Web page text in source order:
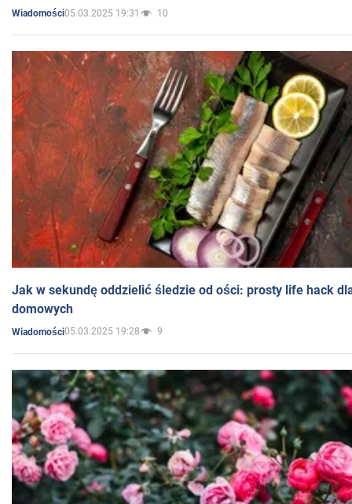
Wiadomości05.03.2025 19:31 10
Jak w sekundę oddzielić śledzie od ości: prosty life hack
domowych
Wiadomości05.03.2025 19:28 9